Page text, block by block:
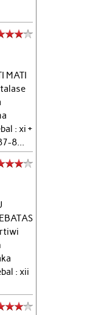
MATI
: xi +
8...
: xii